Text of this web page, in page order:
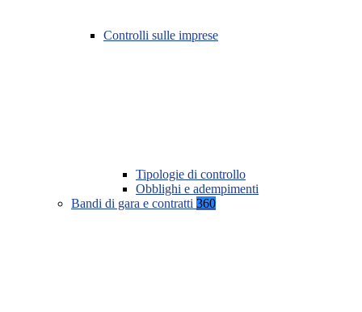
Controlli sulle imprese
Tipologie di controllo
Obblighi e adempimenti
Bandi di gara e contratti 360